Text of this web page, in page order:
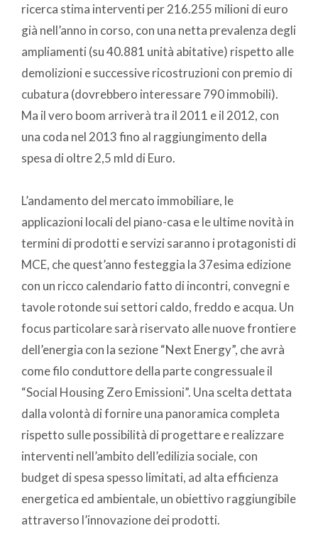
ricerca stima interventi per 216.255 milioni di euro
già nell’anno in corso, con una netta prevalenza degli
ampliamenti (su 40.881 unità abitative) rispetto alle
demolizioni e successive ricostruzioni con premio di
cubatura (dovrebbero interessare 790 immobili).
Ma il vero boom arriverà tra il 2011 e il 2012, con
una coda nel 2013 fino al raggiungimento della
spesa di oltre 2,5 mld di Euro.
L’andamento del mercato immobiliare, le
applicazioni locali del piano-casa e le ultime novità in
termini di prodotti e servizi saranno i protagonisti di
MCE, che quest’anno festeggia la 37esima edizione
con un ricco calendario fatto di incontri, convegni e
tavole rotonde sui settori caldo, freddo e acqua. Un
focus particolare sarà riservato alle nuove frontiere
dell’energia con la sezione “Next Energy”, che avrà
come filo conduttore della parte congressuale il
“Social Housing Zero Emissioni”. Una scelta dettata
dalla volontà di fornire una panoramica completa
rispetto sulle possibilità di progettare e realizzare
interventi nell’ambito dell’edilizia sociale, con
budget di spesa spesso limitati, ad alta efficienza
energetica ed ambientale, un obiettivo raggiungibile
attraverso l’innovazione dei prodotti.